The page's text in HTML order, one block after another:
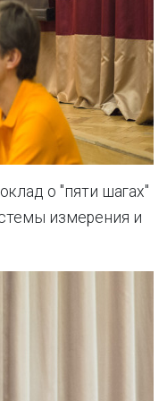
о "пяти шагах"
измерения и